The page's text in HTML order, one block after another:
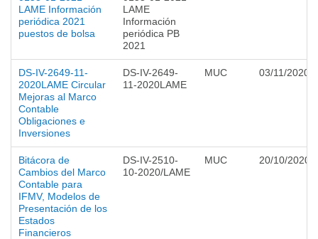
LAME Información
periódica 2021
puestos de bolsa
LAME
Información
periódica PB
2021
DS-IV-2649-11-
2020LAME Circular
Mejoras al Marco
Contable
Obligaciones e
Inversiones
DS-IV-2649-
11-2020LAME
MUC 03/11/2020
Bitácora de
Cambios del Marco
Contable para
IFMV, Modelos de
Presentación de los
Estados
Financieros
DS-IV-2510-
10-2020/LAME
MUC 20/10/2020